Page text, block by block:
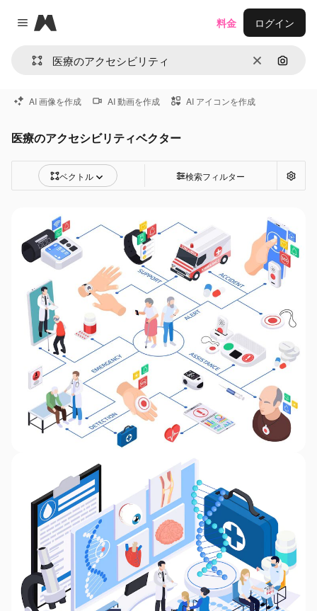
Close menu
Magnific
消去 画像で
料金 ログイン
AI 画像を作成 AI 動画を作成 AI アイコンを作成
医療のアクセシビリティベクター
ベクトル 検索フィルター